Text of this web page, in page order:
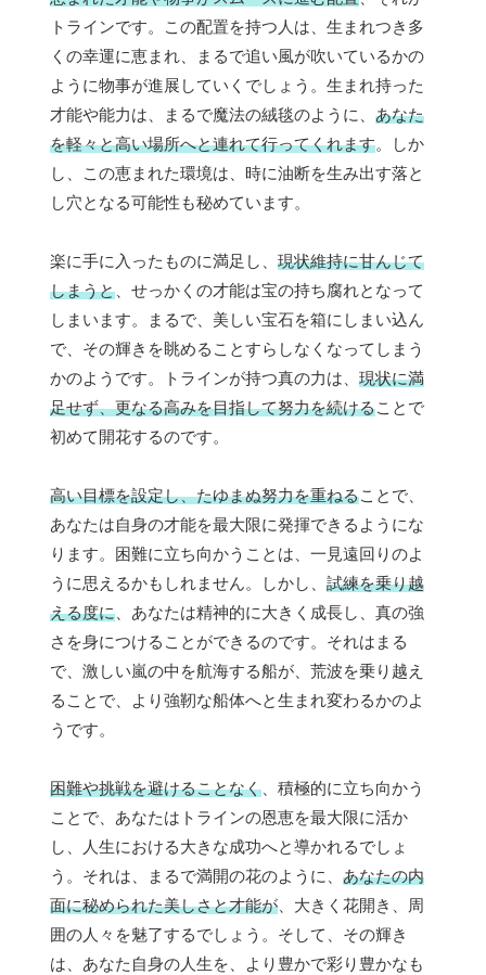
トラインです。この配置を持つ人は、生まれつき多
くの幸運に恵まれ、まるで追い風が吹いているかの
ように物事が進展していくでしょう。生まれ持った
才能や能力は、まるで魔法の絨毯のように、 あなた
を軽々と高い場所へと連れて行ってくれます。しか
し、この恵まれた環境は、時に油断を生み出す落と
し穴となる可能性も秘めています。
楽に手に入ったものに満足し、 現状維持に甘んじて
しまうと 、せっかくの才能は宝の持ち腐れとなって
しまいます。まるで、美しい宝石を箱にしまい込ん
で、その輝きを眺めることすらしなくなってしまう
かのようです。トラインが持つ真の力は、 現状に満
足せず、更なる高みを目指して努力を続けることで
初めて開花するのです。
高い目標を設定し、たゆまぬ努力を重ねることで、
あなたは自身の才能を最大限に発揮できるようにな
ります。困難に立ち向かうことは、一見遠回りのよ
うに思えるかもしれません。しかし、 試練を乗り越
える度に 、あなたは精神的に大きく成長し、真の強
さを身につけることができるのです。それはまる
で、激しい嵐の中を航海する船が、荒波を乗り越え
ることで、より強靭な船体へと生まれ変わるかのよ
うです。
困難や挑戦を避けることなく 、積極的に立ち向かう
ことで、あなたはトラインの恩恵を最大限に活か
し、人生における大きな成功へと導かれるでしょ
う。それは、まるで満開の花のように、 あなたの内
面に秘められた美しさと才能が 、大きく花開き、周
囲の人々を魅了するでしょう。そして、その輝き
は、あなた自身の人生を、より豊かで彩り豊かなも